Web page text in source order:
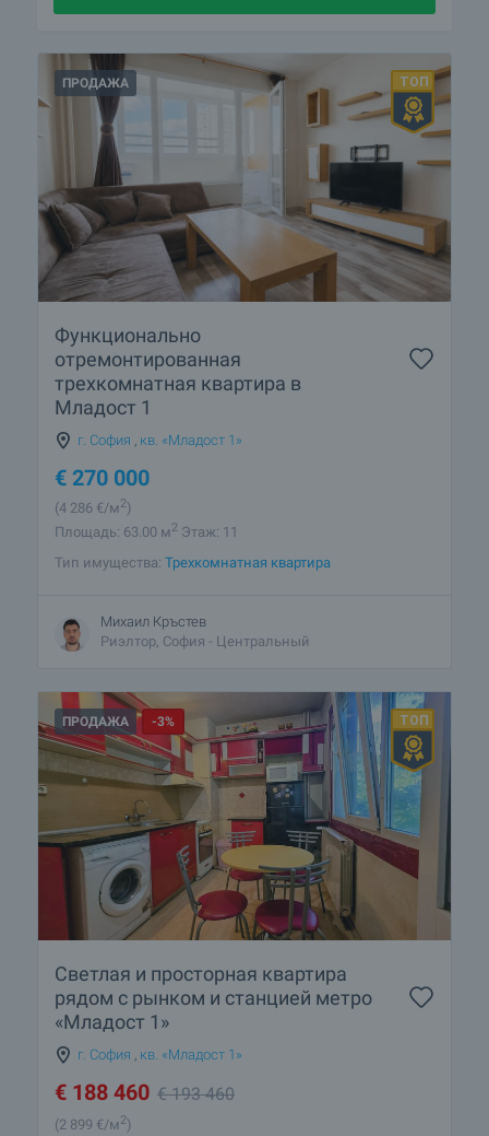
ПРОДАЖА
Функционально
отремонтированная
трехкомнатная квартира в
Младост 1
г. София кв. «Младост 1»
€ 270 000
(4 286 €/м2)
Площадь: 63.00 м2 Этаж: 11
Тип имущества: Трехкомнатная квартира
Михаил Кръстев
Риэлтор, София - Центральный
ПРОДАЖА -3%
Светлая и просторная квартира
рядом с рынком и станцией метро
«Младост 1»
г. София кв. «Младост 1»
€ 188 460 €193 460
(2 899 €/м2)